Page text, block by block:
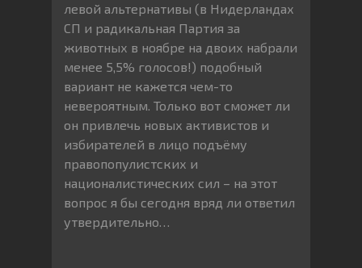
левой альтернативы (в Нидерландах
СП и радикальная Партия за
животных в ноябре на двоих набрали
менее 5,5% голосов!) подобный
вариант не кажется чем-то
невероятным. Только вот сможет ли
он привлечь новых активистов и
избирателей в лицо подъёму
правопопулистских и
националистических сил – на этот
вопрос я бы сегодня вряд ли ответил
утвердительно…